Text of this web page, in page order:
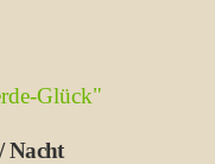
Glück"
Nacht